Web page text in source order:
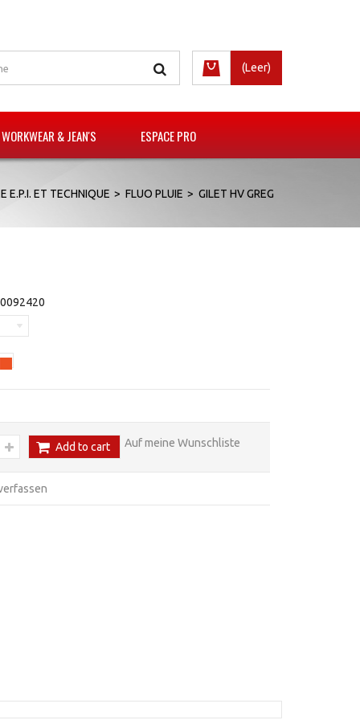
(Leer)
& JEAN'S ESPACE PRO
E.P.I. ET TECHNIQUE > FLUO PLUIE > GILET HV GREG
Add to cart Auf meine Wunschliste